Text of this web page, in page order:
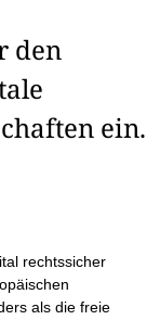
den
ein.
rechtssicher
als die freie